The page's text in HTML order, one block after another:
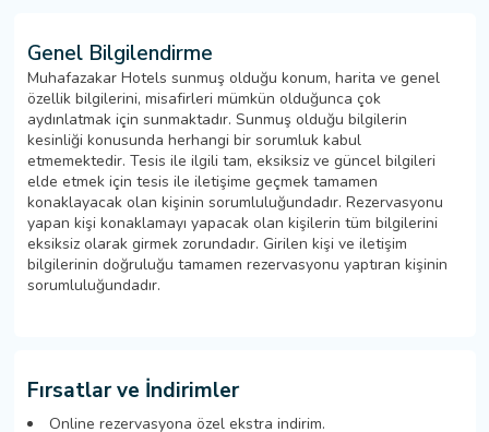
Fırsatlar ve İndirimler
Online rezervasyona özel ekstra indirim.
Genel Bilgilendirme
Muhafazakar Hotels sunmuş olduğu konum, harita ve genel
özellik bilgilerini, misafirleri mümkün olduğunca çok
aydınlatmak için sunmaktadır. Sunmuş olduğu bilgilerin
kesinliği konusunda herhangi bir sorumluk kabul
etmemektedir. Tesis ile ilgili tam, eksiksiz ve güncel bilgileri
elde etmek için tesis ile iletişime geçmek tamamen
konaklayacak olan kişinin sorumluluğundadır. Rezervasyonu
yapan kişi konaklamayı yapacak olan kişilerin tüm bilgilerini
eksiksiz olarak girmek zorundadır. Girilen kişi ve iletişim
bilgilerinin doğruluğu tamamen rezervasyonu yaptıran kişinin
sorumluluğundadır.